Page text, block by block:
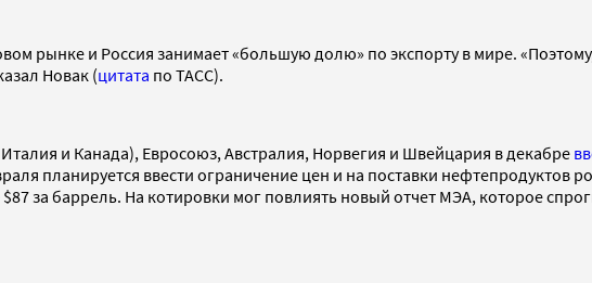
рынке и Россия занимает «большую долю» по экспорту в мире.
Новак (цитата по ТАСС).
и Канада), Евросоюз, Австралия, Норвегия и Швейцария в декабре
планируется ввести ограничение цен и на поставки нефтепродуктов
за баррель. На котировки мог повлиять новый отчет МЭА, которое